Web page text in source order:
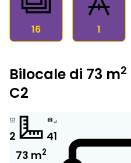
16 1
Bilocale di 73 m2
C2
2
73 m2
41